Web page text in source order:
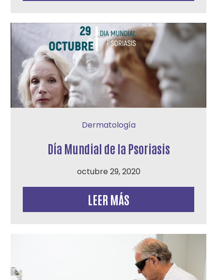
Dermatología
Día Mundial de la Psoriasis
octubre 29, 2020
LEER MÁS